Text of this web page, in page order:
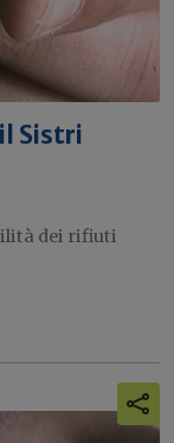
Sistri
dei rifiuti